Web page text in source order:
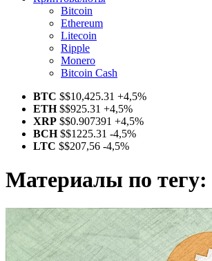
Bitcoin
Ethereum
Litecoin
Ripple
Monero
Bitcoin Cash
BTC $$10,425.31 +4,5%
ETH$$925.31 +4,5%
XRP $$0.907391 +4,5%
BCH$$1225.31 -4,5%
LTC $$207,56 -4,5%
Материалы по тегу: